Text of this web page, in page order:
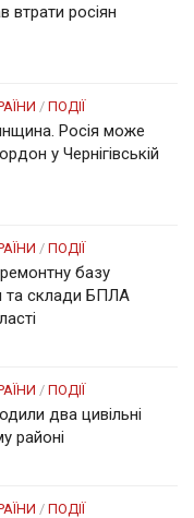
втрати росіян
/ ПОДІЇ
Росія може
у Чернігівській
/ ПОДІЇ
базу
та склади БПЛА
/ ПОДІЇ
два цивільні
районі
/ ПОДІЇ